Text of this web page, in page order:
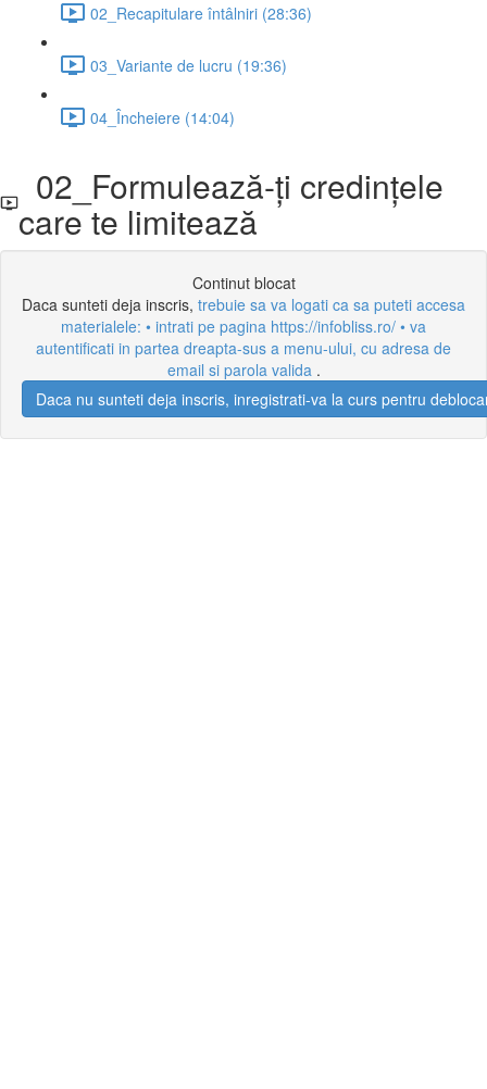
02_Recapitulare întâlniri (28:36)
03_Variante de lucru (19:36)
04_Încheiere (14:04)
02_Formulează-ți credințele
care te limitează
Continut blocat
Daca sunteti deja inscris, trebuie sa va logati ca sa puteti accesa
materialele: • intrati pe pagina https://infobliss.ro/ • va
autentificati in partea dreapta-sus a menu-ului, cu adresa de
email si parola valida .
Daca nu sunteti deja inscris, inregistrati-va la curs pentru